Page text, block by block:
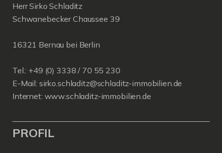
Herr Sirko Schladitz
Schwanebecker Chaussee 39
16321 Bernau bei Berlin
Tel.: +49 (0) 3338 / 70 55 230
E-Mail: sirko.schladitz@schladitz-immobilien.de
Internet: www.schladitz-immobilien.de
PROFIL